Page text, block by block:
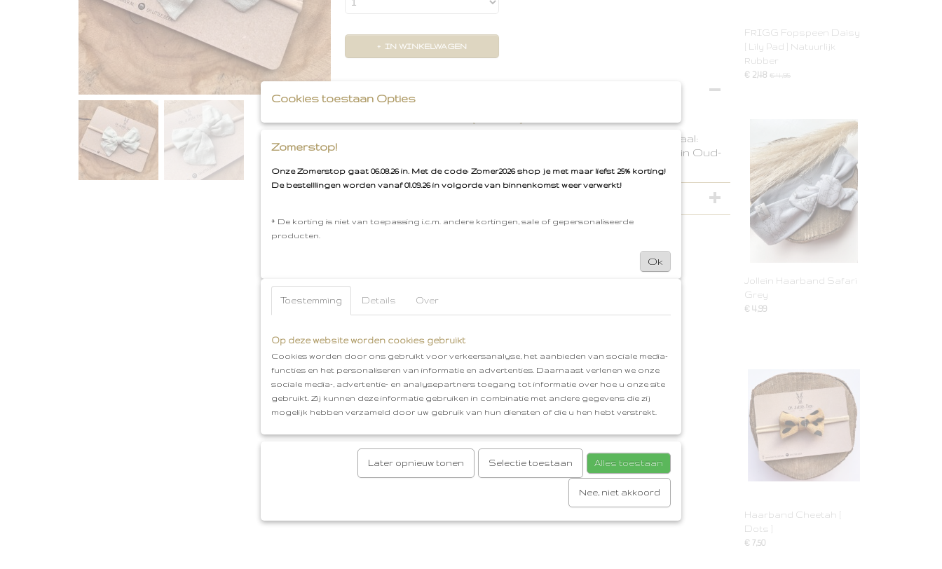
IN WINKELWAGEN
Materiaal:
Afhalen in Oud-
Beijerland
Gratis verzenden vanaf €50,00
FRIGG Fopspeen Daisy
[ Lily Pad ] Natuurlijk
Rubber
€ 2,48 € 4,95
Jollein Haarband Safari
Grey
€ 4,99
Haarband Cheetah [
Dots ]
€ 7,50
Cookies toestaan Opties
Zomerstop!
Onze Zomerstop gaat 06.08.26 in. Met de code: Zomer2026 shop je met maar liefst 25% korting!
De bestelllingen worden vanaf 01.09.26 in volgorde van binnenkomst weer verwerkt!
* De korting is niet van toepassing i.c.m. andere kortingen, sale of gepersonaliseerde
producten.
Ok
Toestemming Details Over
Op deze website worden cookies gebruikt
Cookies worden door ons gebruikt voor verkeersanalyse, het aanbieden van sociale media-
functies en het personaliseren van informatie en advertenties. Daarnaast verlenen we onze
sociale media-, advertentie- en analysepartners toegang tot informatie over hoe u onze site
gebruikt. Zij kunnen deze informatie gebruiken in combinatie met andere gegevens die zij
mogelijk hebben verzameld door uw gebruik van hun diensten of die u hen hebt verstrekt.
Later opnieuw tonen Selectie toestaan Alles toestaan
Nee, niet akkoord